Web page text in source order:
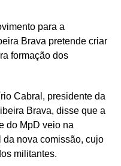
para a
Brava pretende criar
formação dos
Cabral, presidente da
Brava, disse que a
do MpD veio na
nova comissão, cujo
militantes.